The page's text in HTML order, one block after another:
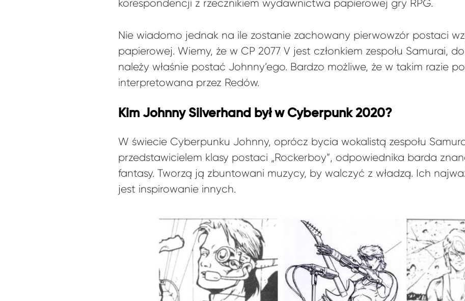
korespondencji z rzecznikiem wydawnictwa papierowej gry RPG.
Nie wiadomo jednak na ile zostanie zachowany pierwowzór postaci
papierowej. Wiemy, że w CP 2077 V jest członkiem zespołu Samurai,
należy właśnie postać Johnny’ego. Bardzo możliwe, że w takim razie
interpretowana przez Redów.
Kim Johnny Silverhand był w Cyberpunk 2020?
W świecie Cyberpunku Johnny, oprócz bycia wokalistą zespołu
przedstawicielem klasy postaci „Rockerboy”, odpowiednika barda
fantasy. Tworzą ją zbuntowani muzycy, by walczyć z władzą. Ich
jest inspirowanie innych.